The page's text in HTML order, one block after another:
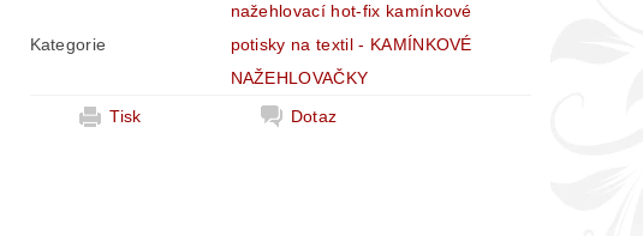
Kategorie
nažehlovací hot-fix kamínkové
potisky na textil - KAMÍNKOVÉ
NAŽEHLOVAČKY
Tisk
Dotaz